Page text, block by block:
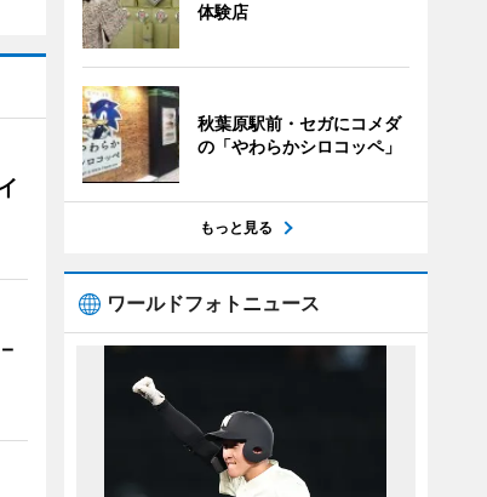
体験店
秋葉原駅前・セガにコメダ
の「やわらかシロコッペ」
もっと見る
ワールドフォトニュース